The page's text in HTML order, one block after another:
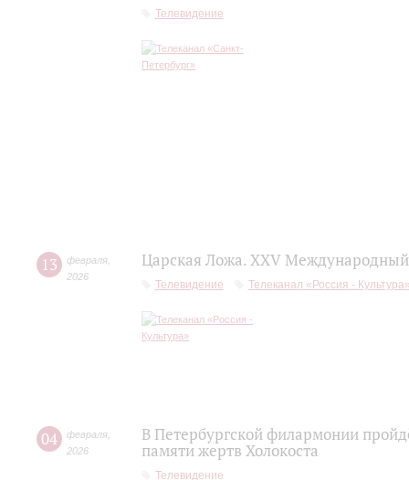
Телевидение
13 февраля
2026
Царская Ложа. XXV
Телевидение Телеканал «Россия -
04 февраля
2026
В Петербургской филармонии
памяти жертв Холокоста
Телевидение